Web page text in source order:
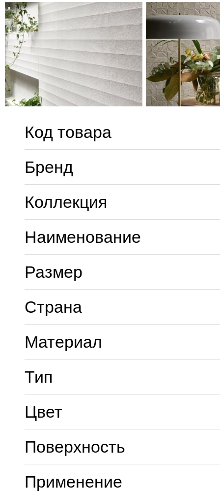
Код товара
Бренд
Коллекция
Наименование
Размер
Страна
Материал
Тип
Цвет
Поверхность
Применение